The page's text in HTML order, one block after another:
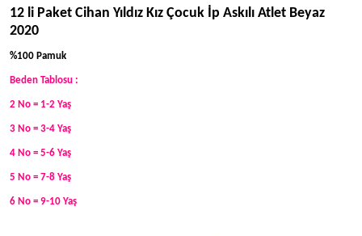
12 li Paket Cihan Yıldız Kız Çocuk İp Askılı Atlet Beyaz
2020
%100 Pamuk
Beden Tablosu :
2 No = 1-2 Yaş
3 No = 3-4 Yaş
4 No = 5-6 Yaş
5 No = 7-8 Yaş
6 No = 9-10 Yaş